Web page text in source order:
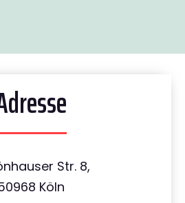
Str. 8,
Köln